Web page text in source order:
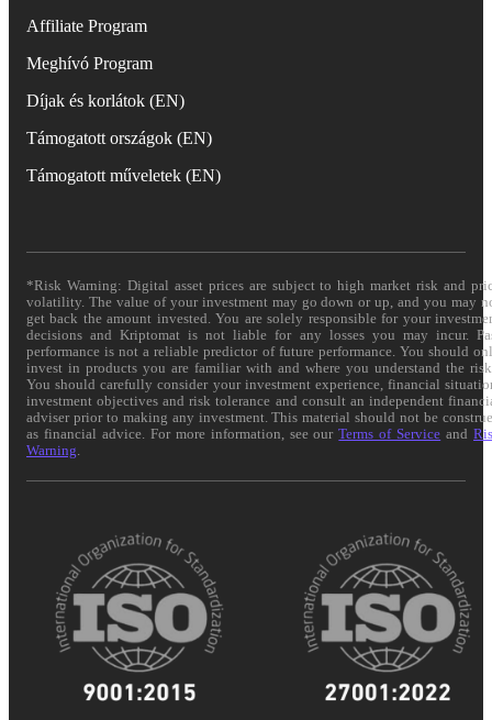
Affiliate Program
Meghívó Program
Díjak és korlátok (EN)
Támogatott országok (EN)
Támogatott műveletek (EN)
*Risk Warning: Digital asset prices are subject to high market risk and
volatility. The value of your investment may go down or up, and you may
get back the amount invested. You are solely responsible for your
decisions and Kriptomat is not liable for any losses you may incur.
performance is not a reliable predictor of future performance. You should
invest in products you are familiar with and where you understand the
You should carefully consider your investment experience, financial
investment objectives and risk tolerance and consult an independent
adviser prior to making any investment. This material should not be
as financial advice. For more information, see ourTerms of Service and
Warning